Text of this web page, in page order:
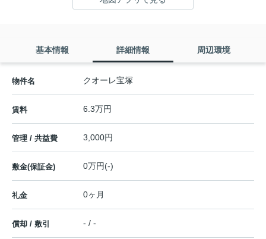
基本情報 詳細情報 周辺環境
物件名 クオーレ宝塚
賃料 6.3万円
管理 / 共益費 3,000円
敷金(保証金) 0万円(-)
礼金 0ヶ月
償却 / 敷引 - / -